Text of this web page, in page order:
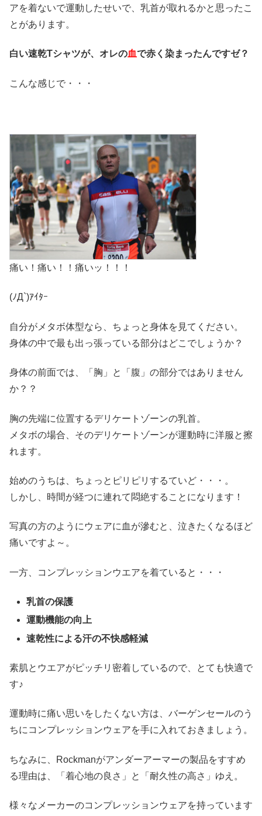
アを着ないで運動したせいで、乳首が取れるかと思ったこ
とがあります。
白い速乾Tシャツが、オレの血で赤く染まったんですゼ？
こんな感じで・・・
痛い！痛い！！痛いッ！！！
(ﾉД`)ｱｲﾀｰ
自分がメタボ体型なら、ちょっと身体を見てください。
身体の中で最も出っ張っている部分はどこでしょうか？
身体の前面では、「胸」と「腹」の部分ではありません
か？？
胸の先端に位置するデリケートゾーンの乳首。
メタボの場合、そのデリケートゾーンが運動時に洋服と擦
れます。
始めのうちは、ちょっとピリピリするていど・・・。
しかし、時間が経つに連れて 悶絶することになります！
写真の方のようにウェアに血が滲むと、泣きたくなるほど
痛いですよ～。
一方、コンプレッションウエアを着ていると・・・
乳首の保護
運動機能の向上
速乾性による汗の不快感軽減
素肌とウエアがピッチリ密着しているので、とても快適で
す♪
運動時に痛い思いをしたくない方は、バーゲンセールのう
ちにコンプレッションウェアを手に入れておきましょう。
ちなみに、Rockmanがアンダーアーマーの製品をすすめ
る理由は、「着心地の良さ」と「耐久性の高さ」ゆえ。
様々なメーカーのコンプレッションウェアを持っています